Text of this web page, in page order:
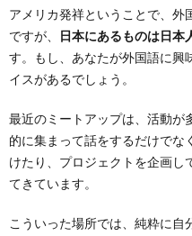
アメリカ発祥ということで、外
ですが、
日本にあるものは日本
す。もし、あなたが外国語に興
イスがあるでしょう。
最近のミートアップは、活動が
的に集まって話をするだけでな
けたり、プロジェクトを企画し
てきています。
こういった場所では、純粋に自